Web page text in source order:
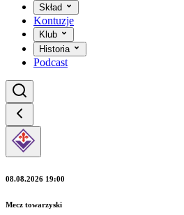
Skład
Kontuzje
Klub
Historia
Podcast
08.08.2026 19:00
Mecz towarzyski